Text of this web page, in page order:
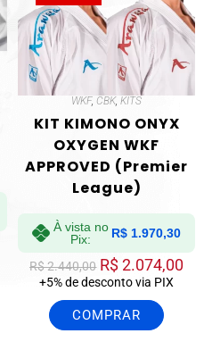
WKF, CBK,KITS
KIT KIMONO ONYX
OXYGEN WKF
APPROVED (Premier
League)
À vista no
Pix:
R$ 1.970,30
R$2.440,00 R$2.074,00
+5% de desconto via PIX
COMPRAR